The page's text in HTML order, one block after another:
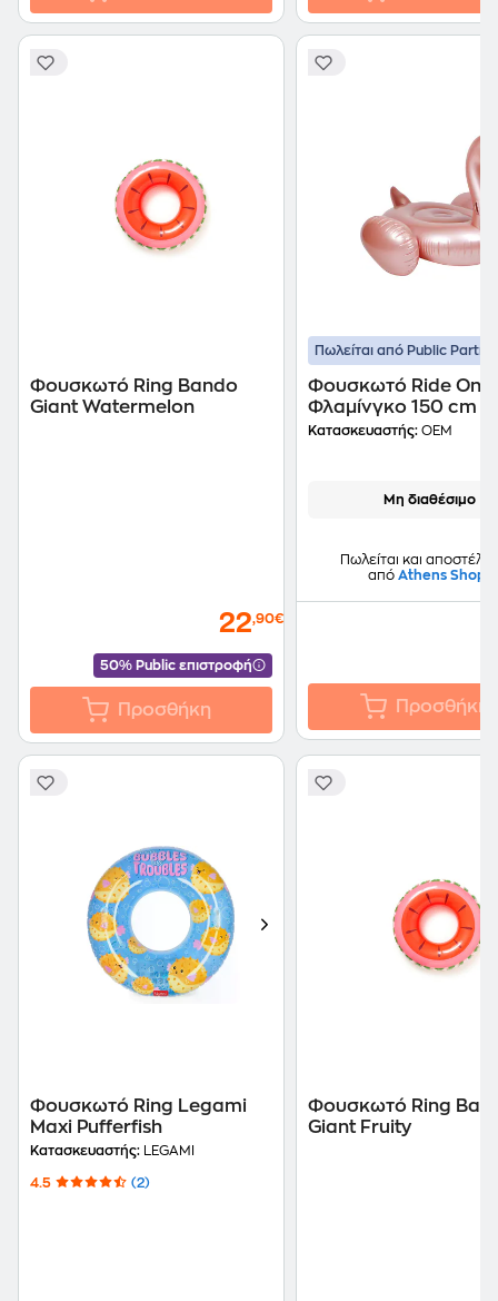
Φουσκωτό Ring Bando
Giant Watermelon
22,90€
50% Public επιστροφή
Προσθήκη
Πωλείται από Public
Φουσκωτό Ride On
Φλαμίνγκο 150 cm -
Κατασκευαστής: OEM
Μη διαθέσιμο
Πωλείται και
από Athens Shop
Προσθήκη
Φουσκωτό Ring Legami
Maxi Pufferfish
Κατασκευαστής: LEGAMI
4.5 (2)
Φουσκωτό Ring
Giant Fruity